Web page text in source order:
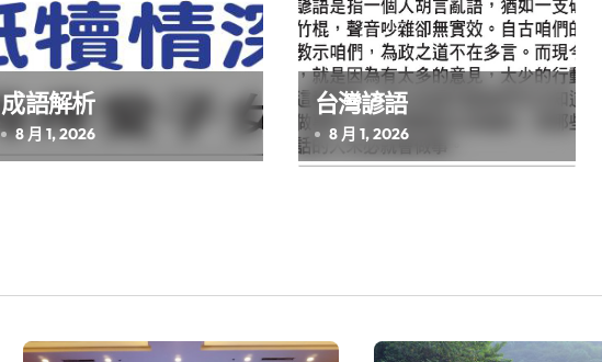
成語解析
8 月 1, 2026
台灣諺語
8 月 1, 2026